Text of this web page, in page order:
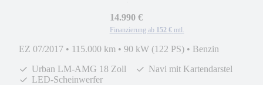
14.990 €
Finanzierung ab 152 € mtl.
EZ 07/2017 • 115.000 km • 90 kW (122 PS) • Benzin
Urban LM-AMG 18 Zoll
Navi mit Kartendarstel
LED-Scheinwerfer